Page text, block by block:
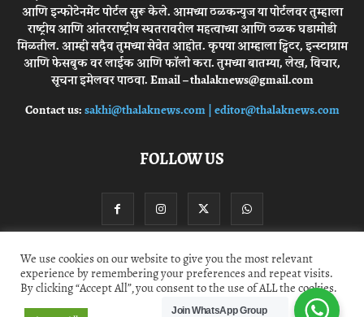
आणि इन्फोटेनमेंट पोर्टल सुरू केले. आमच्या ठळकन्युज या पोर्टलवर तुम्हाला
राष्ट्रीय आणि आंतरराष्ट्रीय स्घतरावरील महत्वाच्या आणि ठळक घडामोडी
मिळतील. आम्ही सदैव तुमच्या सेवेत आहोत. कृपया आम्हाला ट्विटर, इन्स्टाग्राम
आणि फेसबुक वर लाईक आणि फॉलो करा. तुमच्या बातम्या, लेख, विचार,
सूचना इमेलवर पाठवा. Email – thalaknews@gmail.com
Contact us:sakhi@thalaknews.com | editor@thalaknews.com
FOLLOW US
Privacy Policy Contact Us
We use cookies on our website to give you the most relevant
experience by remembering your preferences and repeat visits.
By clicking “Accept All”, you consent to the use of ALL the cookies.
Join WhatsApp Group